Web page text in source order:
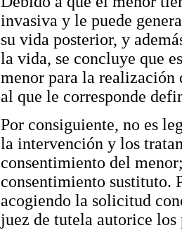
invasiva y le puede
su vida posterior, y
la vida, se concluye que
menor para la realización
al que le corresponde
Por consiguiente, no es
la intervención y los
consentimiento del
consentimiento sustituto.
acogiendo la solicitud
juez de tutela autorice